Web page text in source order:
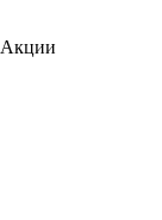
Акции